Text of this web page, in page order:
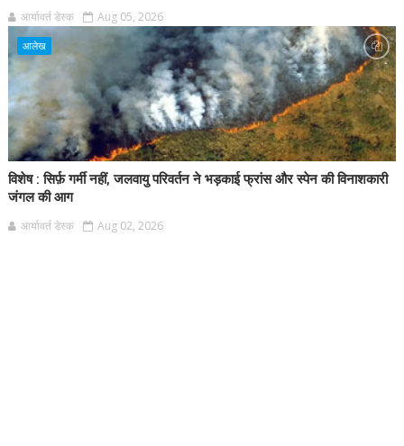
आर्यावर्त डेस्क Aug 05, 2026
आलेख
विशेष : सिर्फ़ गर्मी नहीं, जलवायु परिवर्तन ने भड़काई फ्रांस और स्पेन की विनाशकारी
जंगल की आग
आर्यावर्त डेस्क Aug 02, 2026